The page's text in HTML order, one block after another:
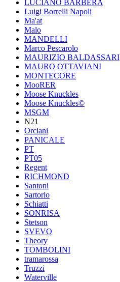
LUCIANO BARBERA
Luigi Borrelli Napoli
Ma'at
Malo
MANDELLI
Marco Pescarolo
MAURIZIO BALDASSARI
MAURO OTTAVIANI
MONTECORE
MooRER
Moose Knuckles
Moose Knuckles©️
MSGM
N21
Orciani
PANICALE
PT
PT05
Regent
RICHMOND
Santoni
Sartorio
Schiatti
SONRISA
Stetson
SVEVO
Theory
TOMBOLINI
tramarossa
Truzzi
Waterville